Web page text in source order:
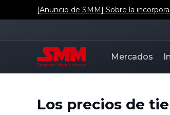
[Anuncio de SMM] Sobre la
Mercados
Los precios de